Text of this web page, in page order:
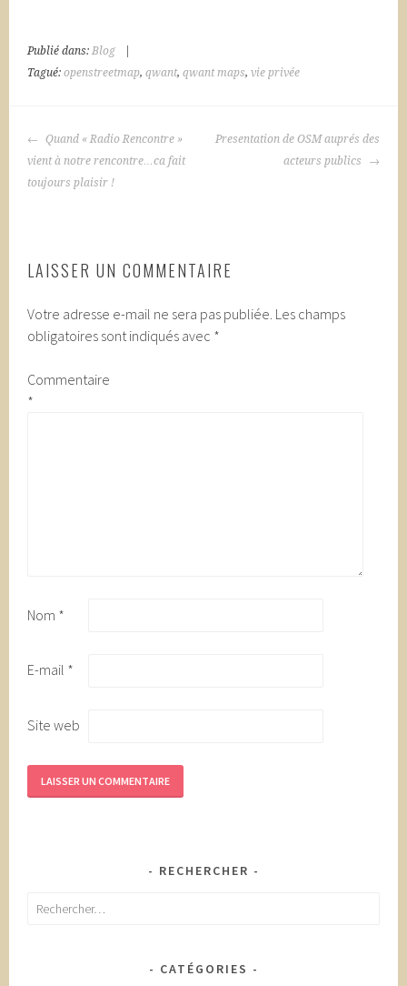
Publié dans: Blog
Tagué:openstreetmap,qwant,qwant maps,vie privée
NAVIGATION
DES
ARTICLES
Quand « Radio Rencontre »
vient à notre rencontre…ca fait
toujours plaisir !
Presentation de OSM auprés des
acteurs publics
LAISSER UN COMMENTAIRE
Votre adresse e-mail ne sera pas publiée. Les champs
obligatoires sont indiqués avec *
Commentaire
*
Nom *
E-mail *
Site web
RECHERCHER
Rechercher :
CATÉGORIES